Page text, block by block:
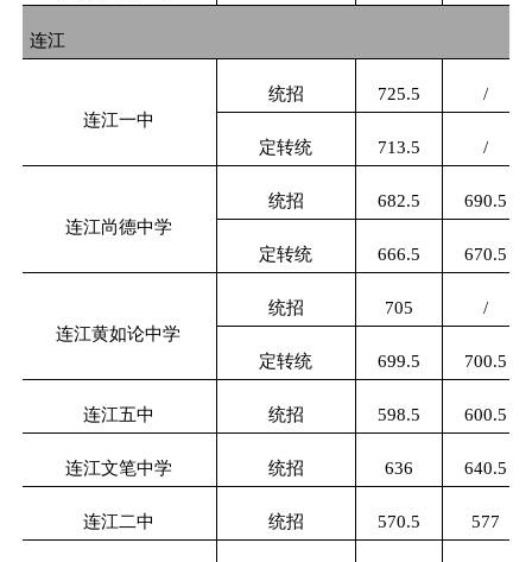
连江
连江一中
统招 725.5 /
定转统 713.5 /
连江尚德中学
统招 682.5 690.5
定转统 666.5 670.5
连江黄如论中学
统招 705 /
定转统 699.5 700.5
连江五中 统招 598.5 600.5
连江文笔中学 统招 636 640.5
连江二中 统招 570.5 577